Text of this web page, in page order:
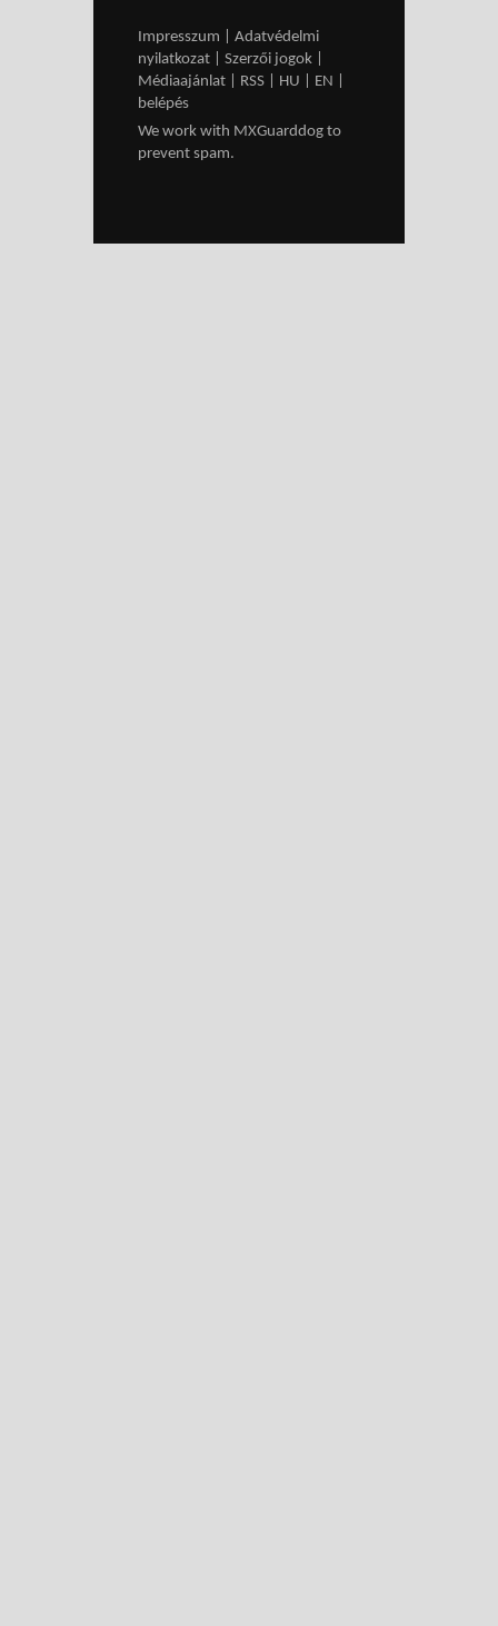
Impresszum
Adatvédelmi
nyilatkozat
Szerzői jogok
Médiaajánlat
RSS HU EN
belépés
We work with MXGuarddog to
prevent spam.